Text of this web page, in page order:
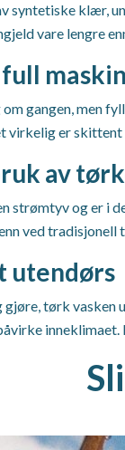
syntetiske klær,
vare lengre
gangen, men
virkelig er skittent
av
strømtyv og er i
ved tradisjonell
utendørs
gjøre, tørk